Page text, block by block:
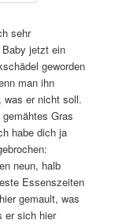
sehr
jetzt ein
geworden
man ihn
was er nicht soll.
Gras
habe dich ja
neun, halb
Essenszeiten
gemault, was
er sich hier